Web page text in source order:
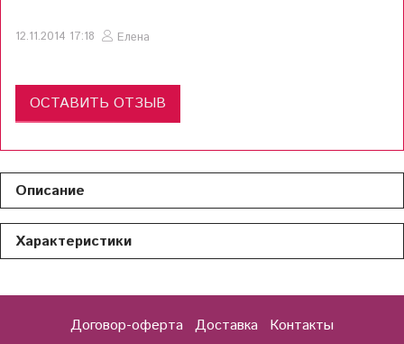
12.11.2014 17:18 Елена
ОСТАВИТЬ ОТЗЫВ
Описание
Характеристики
Договор-оферта Доставка
Контакты